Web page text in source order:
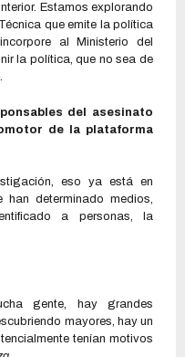
Estamos explorando
que emite la política
al Ministerio del
la política, que no sea de
del asesinato
de la plataforma
eso ya está en
determinado medios,
a personas, la
gente, hay grandes
mayores, hay un
tenían motivos